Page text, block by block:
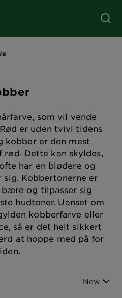
som vil vende
er uden tvivl tidens
kobber er den mest
rød. Dette kan skyldes,
har en blødere og
Kobbertonerne er
og tilpasser sig
hudtoner. Uanset om
kobberfarve eller
så er det helt sikkert
at hoppe med på for
Sort By
New